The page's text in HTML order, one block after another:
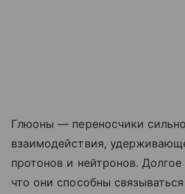
Глюоны — переносчики
взаимодействия,
протонов и нейтронов.
что они способны